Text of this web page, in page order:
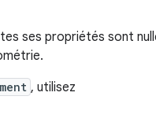
ses propriétés sont
, utilisez